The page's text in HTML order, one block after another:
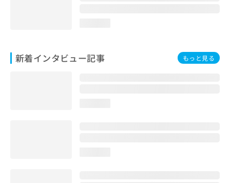
新着インタビュー記事 もっと見る